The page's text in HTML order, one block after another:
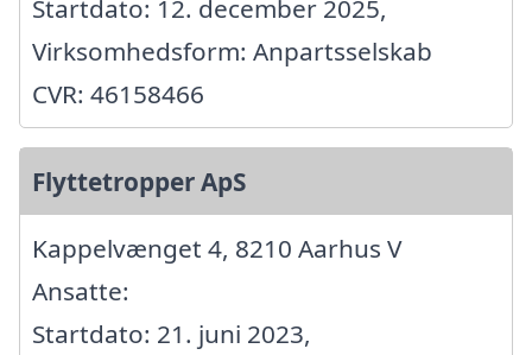
Startdato: 12. december 2025,
Virksomhedsform: Anpartsselskab
CVR: 46158466
Flyttetropper ApS
Kappelvænget 4, 8210 Aarhus V
Ansatte:
Startdato: 21. juni 2023,